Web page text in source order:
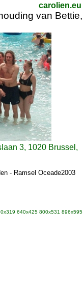
carolien.eu
van Bettie,
3, 1020 Brussel,
- Ramsel Oceade2003
640x425 800x531 896x595